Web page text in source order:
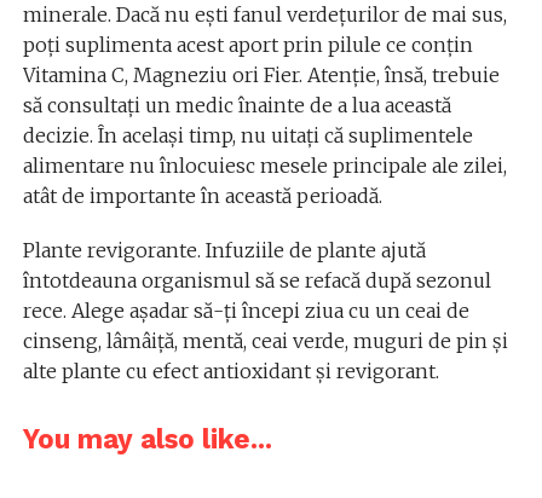
minerale. Dacă nu eşti fanul verdeţurilor de mai sus,
poţi suplimenta acest aport prin pilule ce conţin
Vitamina C, Magneziu ori Fier. Atenţie, însă, trebuie
să consultaţi un medic înainte de a lua această
decizie. În acelaşi timp, nu uitaţi că suplimentele
alimentare nu înlocuiesc mesele principale ale zilei,
atât de importante în această perioadă.
Plante revigorante. Infuziile de plante ajută
întotdeauna organismul să se refacă după sezonul
rece. Alege aşadar să-ţi începi ziua cu un ceai de
cinseng, lâmâiţă, mentă, ceai verde, muguri de pin şi
alte plante cu efect antioxidant şi revigorant.
You may also like...